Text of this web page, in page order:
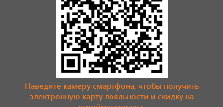
Наведите камеру смартфона, чтобы получить
электронную карту лояльности и скидку на